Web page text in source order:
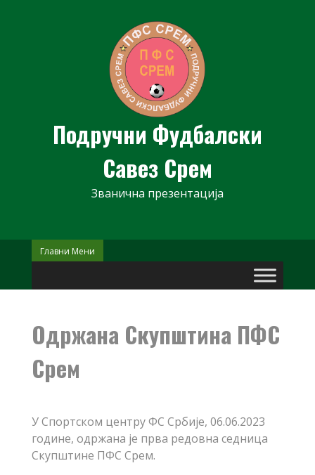
Подручни Фудбалски
Савез Срем
Званична презентација
Главни Мени
Одржана Скупштина ПФС
Срем
У Спортском центру ФС Србије, 06.06.2023
године, одржана је прва редовна седница
Скупштине ПФС Срем.